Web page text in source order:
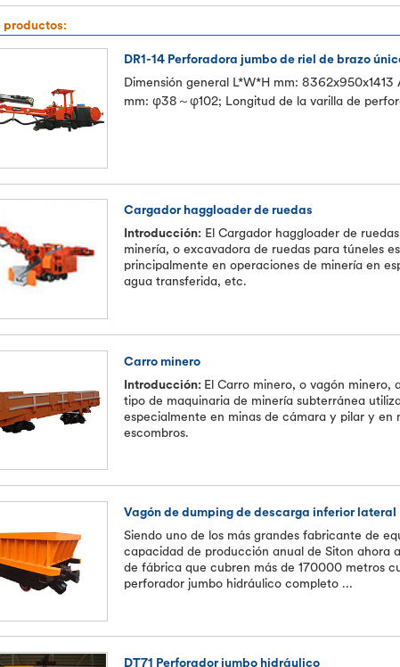
productos:
DR1-14 Perforadora jumbo de riel de brazo
Dimensión general L*W*H mm:
mm: φ38～φ102; Longitud de la varilla de
Cargador haggloader de ruedas
Introducción: El Cargador haggloader de
minería, o excavadora de ruedas para túneles
principalmente en operaciones de minería en
agua transferida, etc.
Carro minero
Introducción: El Carro minero, o vagón minero,
tipo de maquinaria de minería subterránea
especialmente en minas de cámara y pilar y
escombros.
Vagón de dumping de descarga inferior lateral
Siendo uno de los más grandes fabricante de
capacidad de producción anual de Siton ahora
de fábrica que cubren más de 170000 metros
perforador jumbo hidráulico completo ...
DT71 Perforador jumbo hidráulico